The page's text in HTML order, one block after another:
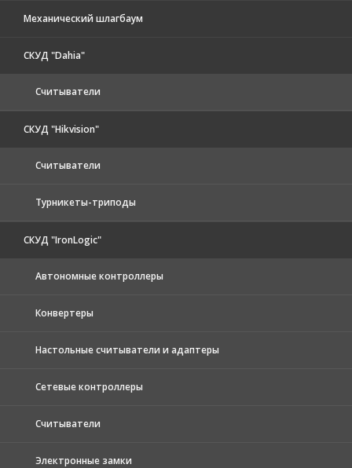
Механический шлагбаум
СКУД "Dahia"
Считыватели
СКУД "Hikvision"
Считыватели
Турникеты-триподы
СКУД "IronLogic"
Автономные контроллеры
Конвертеры
Настольные считыватели и адаптеры
Сетевые контроллеры
Считыватели
Электронные замки